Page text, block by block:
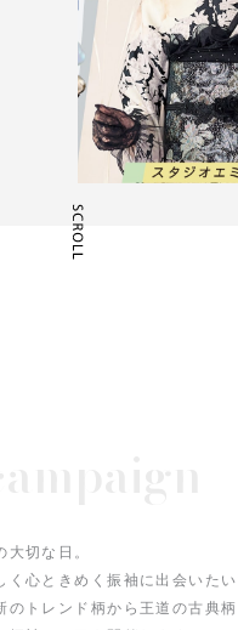
切な日。
心ときめく振袖に出会いたい
のトレンド柄から王道の古典柄